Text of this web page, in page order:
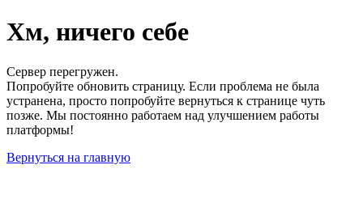
Хм, ничего себе
Сервер перегружен.
Попробуйте обновить страницу. Если проблема не была
устранена, просто попробуйте вернуться к странице чуть
позже. Мы постоянно работаем над улучшением работы
платформы!
Вернуться на главную